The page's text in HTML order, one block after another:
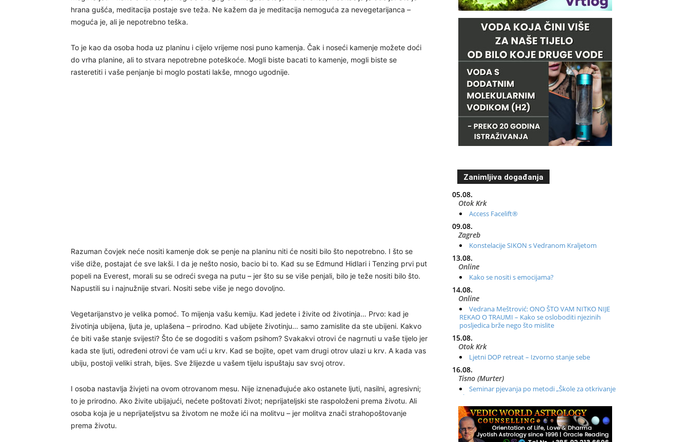
hrana gušća, meditacija postaje sve teža. Ne kažem da je meditacija nemoguća za nevegetarijanca –
moguća je, ali je nepotrebno teška.
To je kao da osoba hoda uz planinu i cijelo vrijeme nosi puno kamenja. Čak i noseći kamenje možete doći
do vrha planine, ali to stvara nepotrebne poteškoće. Mogli biste bacati to kamenje, mogli biste se
rasteretiti i vaše penjanje bi moglo postati lakše, mnogo ugodnije.
Razuman čovjek neće nositi kamenje dok se penje na planinu niti će nositi bilo što nepotrebno. I što se
više diže, postajat će sve lakši. I da je nešto nosio, bacio bi to. Kad su se Edmund Hidlari i Tenzing prvi put
popeli na Everest, morali su se odreći svega na putu – jer što su se više penjali, bilo je teže nositi bilo što.
Napustili su i najnužnije stvari. Nositi sebe više je nego dovoljno.
Vegetarijanstvo je velika pomoć. To mijenja vašu kemiju. Kad jedete i živite od životinja… Prvo: kad je
životinja ubijena, ljuta je, uplašena – prirodno. Kad ubijete životinju… samo zamislite da ste ubijeni. Kakvo
će biti vaše stanje svijesti? Što će se dogoditi s vašom psihom? Svakakvi otrovi će nagrnuti u vaše tijelo jer
kada ste ljuti, određeni otrovi će vam ući u krv. Kad se bojite, opet vam drugi otrov ulazi u krv. A kada vas
ubiju, postoji veliki strah, bijes. Sve žlijezde u vašem tijelu ispuštaju sav svoj otrov.
I osoba nastavlja živjeti na ovom otrovanom mesu. Nije iznenađujuće ako ostanete ljuti, nasilni, agresivni;
to je prirodno. Ako živite ubijajući, nećete poštovati život; neprijateljski ste raspoloženi prema životu. Ali
osoba koja je u neprijateljstvu sa životom ne može ići na molitvu – jer molitva znači strahopoštovanje
prema životu.
Zanimljiva događanja
05.08.
Otok Krk
Access Facelift®
09.08.
Zagreb
Konstelacije SIKON s Vedranom Kraljetom
13.08.
Online
Kako se nositi s emocijama?
14.08.
Online
Vedrana Meštrović: ONO ŠTO VAM NITKO NIJE
REKAO O TRAUMI – Kako se osloboditi njezinih
posljedica brže nego što mislite
15.08.
Otok Krk
Ljetni DOP retreat – Izvorno stanje sebe
16.08.
Tisno (Murter)
Seminar pjevanja po metodi „Škole za otkrivanje
glasa“
20.08.
Online
Radionica: Pomagači iz drugih dimenzija Online –
otvoreno za sve